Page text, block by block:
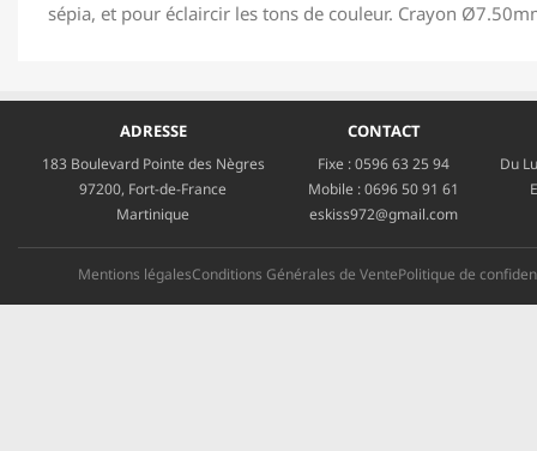
sépia, et pour éclaircir les tons de couleur. Crayon
ADRESSE
183 Boulevard Pointe des Nègres
97200, Fort-de-France
Martinique
CONTACT
Fixe :0596 63 25 94
Mobile :0696 50 91 61
eskiss972@gmail.com
Du
Mentions légalesConditions Générales de VentePolitique de